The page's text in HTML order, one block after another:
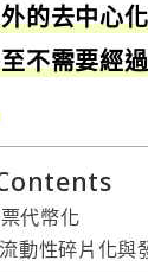
的去中心
不需要經
代幣化
動性碎片化與